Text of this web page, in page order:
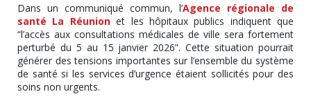
Dans un communiqué commun, l’Agence régionale de
santé La Réunionet les hôpitaux publics indiquent que
“l’accès aux consultations médicales de ville sera fortement
perturbé du 5 au 15 janvier 2026”. Cette situation pourrait
générer des tensions importantes sur l’ensemble du système
de santé si les services d’urgence étaient sollicités pour des
soins non urgents.